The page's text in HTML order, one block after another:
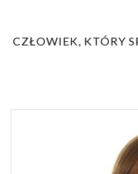
CZŁOWIEK, KTÓRY